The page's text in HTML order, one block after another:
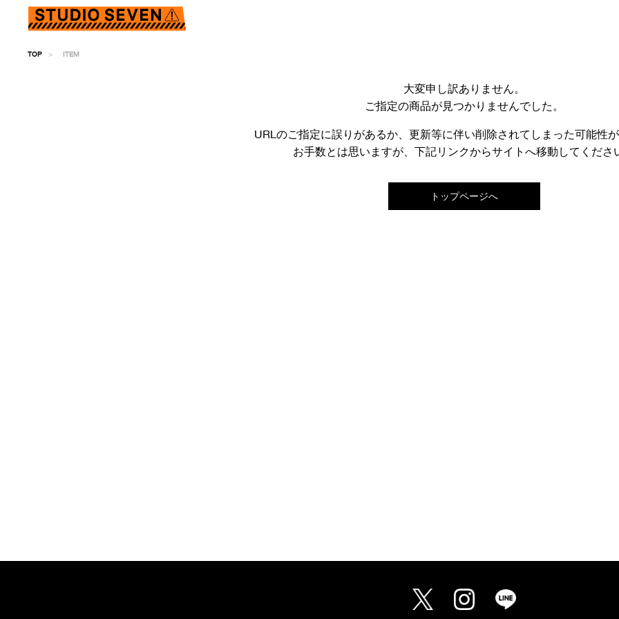
TOP ITEM
大変申し訳ありません。
ご指定の商品が見つかりませんでした。
URLのご指定に誤りがあるか、更新等に伴い削除されてしまった可能性が
お手数とは思いますが、下記リンクからサイトへ移動してくださ
トップページへ